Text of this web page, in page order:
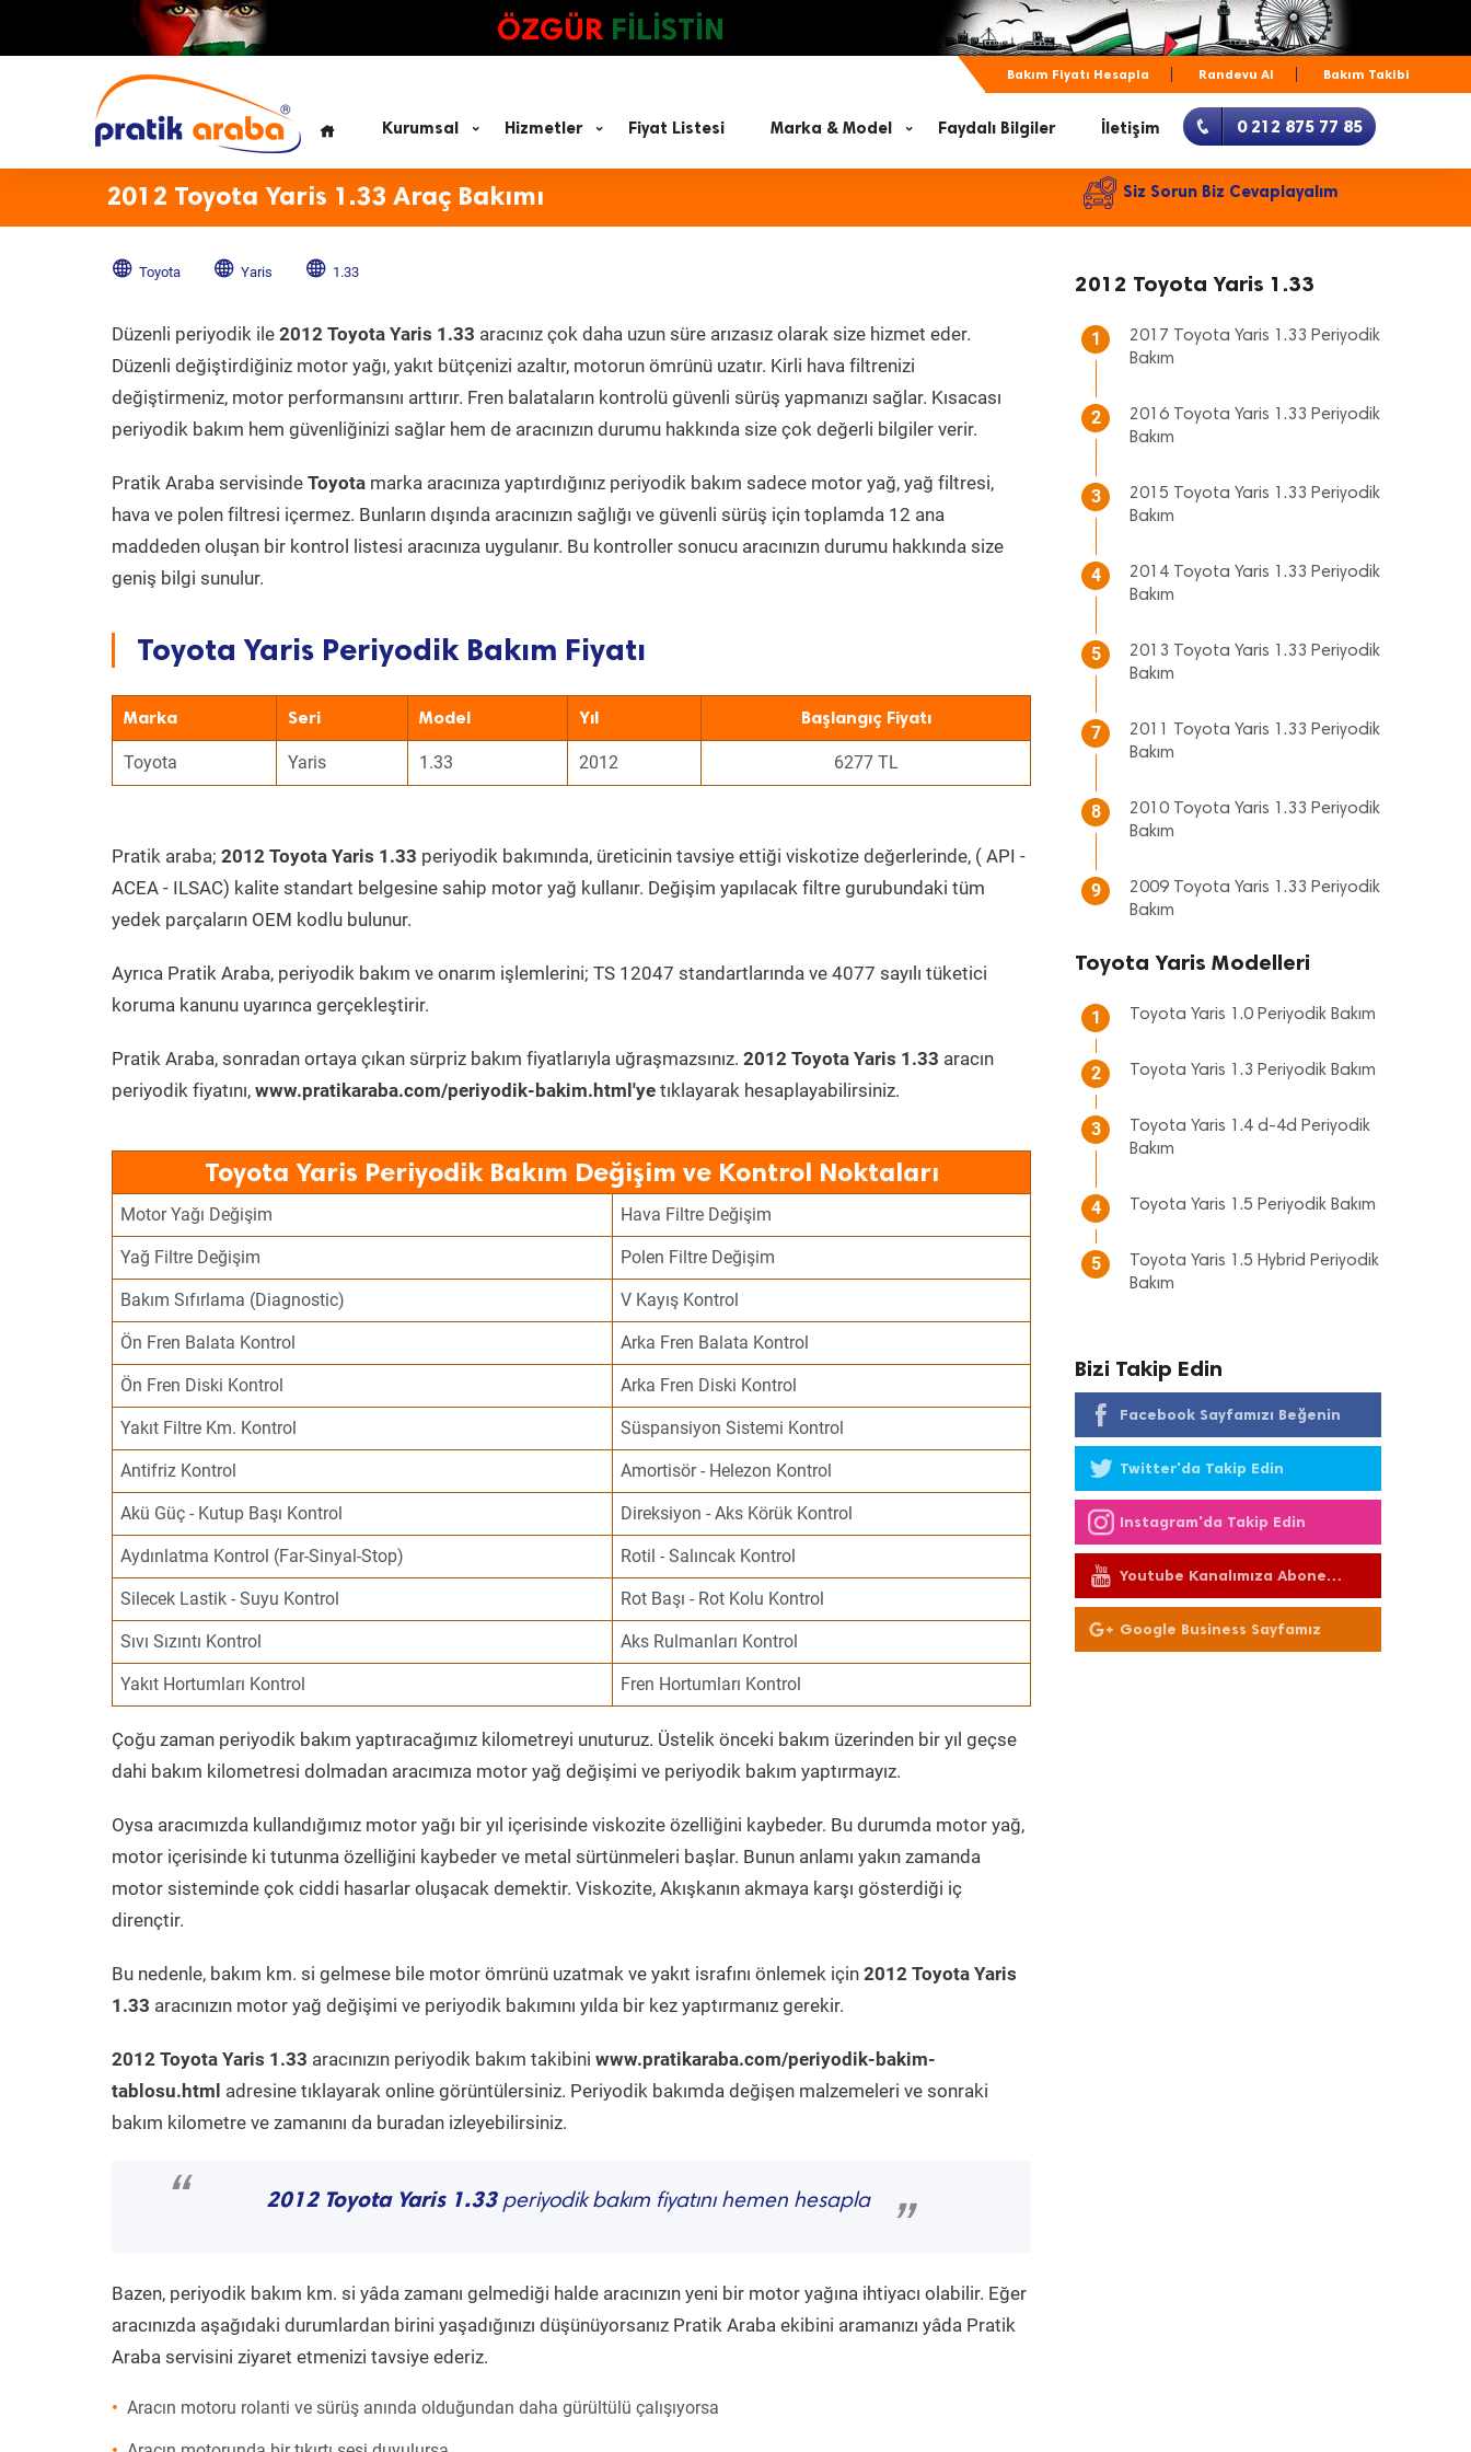
ÖZGÜR FİLİSTİN
Bakım Fiyatı Hesapla Randevu Al Bakım Takibi
Kurumsal Hizmetler Fiyat Listesi Marka & Model Faydalı Bilgiler İletişim 0 212 875 77 85
2012 Toyota Yaris 1.33 Araç Bakımı Siz Sorun Biz Cevaplayalım
Toyota Yaris 1.33
Düzenli periyodik ile 2012 Toyota Yaris 1.33 aracınız çok daha uzun süre arızasız olarak size hizmet eder.
Düzenli değiştirdiğiniz motor yağı, yakıt bütçenizi azaltır, motorun ömrünü uzatır. Kirli hava filtrenizi
değiştirmeniz, motor performansını arttırır. Fren balataların kontrolü güvenli sürüş yapmanızı sağlar. Kısacası
periyodik bakım hem güvenliğinizi sağlar hem de aracınızın durumu hakkında size çok değerli bilgiler verir.
Pratik Araba servisinde Toyota marka aracınıza yaptırdığınız periyodik bakım sadece motor yağ, yağ filtresi,
hava ve polen filtresi içermez. Bunların dışında aracınızın sağlığı ve güvenli sürüş için toplamda 12 ana
maddeden oluşan bir kontrol listesi aracınıza uygulanır. Bu kontroller sonucu aracınızın durumu hakkında size
geniş bilgi sunulur.
Toyota Yaris Periyodik Bakım Fiyatı
Marka Seri Model Yıl Başlangıç Fiyatı
Toyota Yaris 1.33 2012 6277 TL
Pratik araba; 2012 Toyota Yaris 1.33 periyodik bakımında, üreticinin tavsiye ettiği viskotize değerlerinde, ( API -
ACEA - ILSAC) kalite standart belgesine sahip motor yağ kullanır. Değişim yapılacak filtre gurubundaki tüm
yedek parçaların OEM kodlu bulunur.
Ayrıca Pratik Araba, periyodik bakım ve onarım işlemlerini; TS 12047 standartlarında ve 4077 sayılı tüketici
koruma kanunu uyarınca gerçekleştirir.
Pratik Araba, sonradan ortaya çıkan sürpriz bakım fiyatlarıyla uğraşmazsınız. 2012 Toyota Yaris 1.33 aracın
periyodik fiyatını, www.pratikaraba.com/periyodik-bakim.html'ye tıklayarak hesaplayabilirsiniz.
Toyota Yaris Periyodik Bakım Değişim ve Kontrol Noktaları
Motor Yağı Değişim Hava Filtre Değişim
Yağ Filtre Değişim Polen Filtre Değişim
Bakım Sıfırlama (Diagnostic) V Kayış Kontrol
Ön Fren Balata Kontrol Arka Fren Balata Kontrol
Ön Fren Diski Kontrol Arka Fren Diski Kontrol
Yakıt Filtre Km. Kontrol Süspansiyon Sistemi Kontrol
Antifriz Kontrol Amortisör - Helezon Kontrol
Akü Güç - Kutup Başı Kontrol Direksiyon - Aks Körük Kontrol
Aydınlatma Kontrol (Far-Sinyal-Stop) Rotil - Salıncak Kontrol
Silecek Lastik - Suyu Kontrol Rot Başı - Rot Kolu Kontrol
Sıvı Sızıntı Kontrol Aks Rulmanları Kontrol
Yakıt Hortumları Kontrol Fren Hortumları Kontrol
Çoğu zaman periyodik bakım yaptıracağımız kilometreyi unuturuz. Üstelik önceki bakım üzerinden bir yıl geçse
dahi bakım kilometresi dolmadan aracımıza motor yağ değişimi ve periyodik bakım yaptırmayız.
Oysa aracımızda kullandığımız motor yağı bir yıl içerisinde viskozite özelliğini kaybeder. Bu durumda motor yağ,
motor içerisinde ki tutunma özelliğini kaybeder ve metal sürtünmeleri başlar. Bunun anlamı yakın zamanda
motor sisteminde çok ciddi hasarlar oluşacak demektir. Viskozite, Akışkanın akmaya karşı gösterdiği iç
dirençtir.
Bu nedenle, bakım km. si gelmese bile motor ömrünü uzatmak ve yakıt israfını önlemek için 2012 Toyota Yaris
1.33 aracınızın motor yağ değişimi ve periyodik bakımını yılda bir kez yaptırmanız gerekir.
2012 Toyota Yaris 1.33 aracınızın periyodik bakım takibini www.pratikaraba.com/periyodik-bakim-
tablosu.html adresine tıklayarak online görüntülersiniz. Periyodik bakımda değişen malzemeleri ve sonraki
bakım kilometre ve zamanını da buradan izleyebilirsiniz.
“ 2012 Toyota Yaris 1.33periyodik bakım fiyatını hemen hesapla
”
Bazen, periyodik bakım km. si yâda zamanı gelmediği halde aracınızın yeni bir motor yağına ihtiyacı olabilir. Eğer
aracınızda aşağıdaki durumlardan birini yaşadığınızı düşünüyorsanız Pratik Araba ekibini aramanızı yâda Pratik
Araba servisini ziyaret etmenizi tavsiye ederiz.
Aracın motoru rolanti ve sürüş anında olduğundan daha gürültülü çalışıyorsa
2012 Toyota Yaris 1.33
1
2017 Toyota Yaris 1.33 Periyodik
Bakım
2
2016 Toyota Yaris 1.33 Periyodik
Bakım
3
2015 Toyota Yaris 1.33 Periyodik
Bakım
4
2014 Toyota Yaris 1.33 Periyodik
Bakım
5
2013 Toyota Yaris 1.33 Periyodik
Bakım
7
2011 Toyota Yaris 1.33 Periyodik
Bakım
8
2010 Toyota Yaris 1.33 Periyodik
Bakım
9
2009 Toyota Yaris 1.33 Periyodik
Bakım
Toyota Yaris Modelleri
1 Toyota Yaris 1.0 Periyodik Bakım
2 Toyota Yaris 1.3 Periyodik Bakım
3
Toyota Yaris 1.4 d-4d Periyodik
Bakım
4 Toyota Yaris 1.5 Periyodik Bakım
5
Toyota Yaris 1.5 Hybrid Periyodik
Bakım
Bizi Takip Edin
Facebook Sayfamızı Beğenin
Twitter'da Takip Edin
Instagram'da Takip Edin
Youtube Kanalımıza Abone
Olun
Google Business Sayfamız